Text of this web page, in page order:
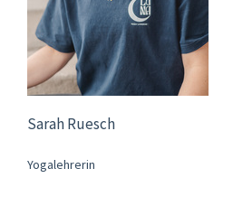
Sarah Ruesch
Yogalehrerin